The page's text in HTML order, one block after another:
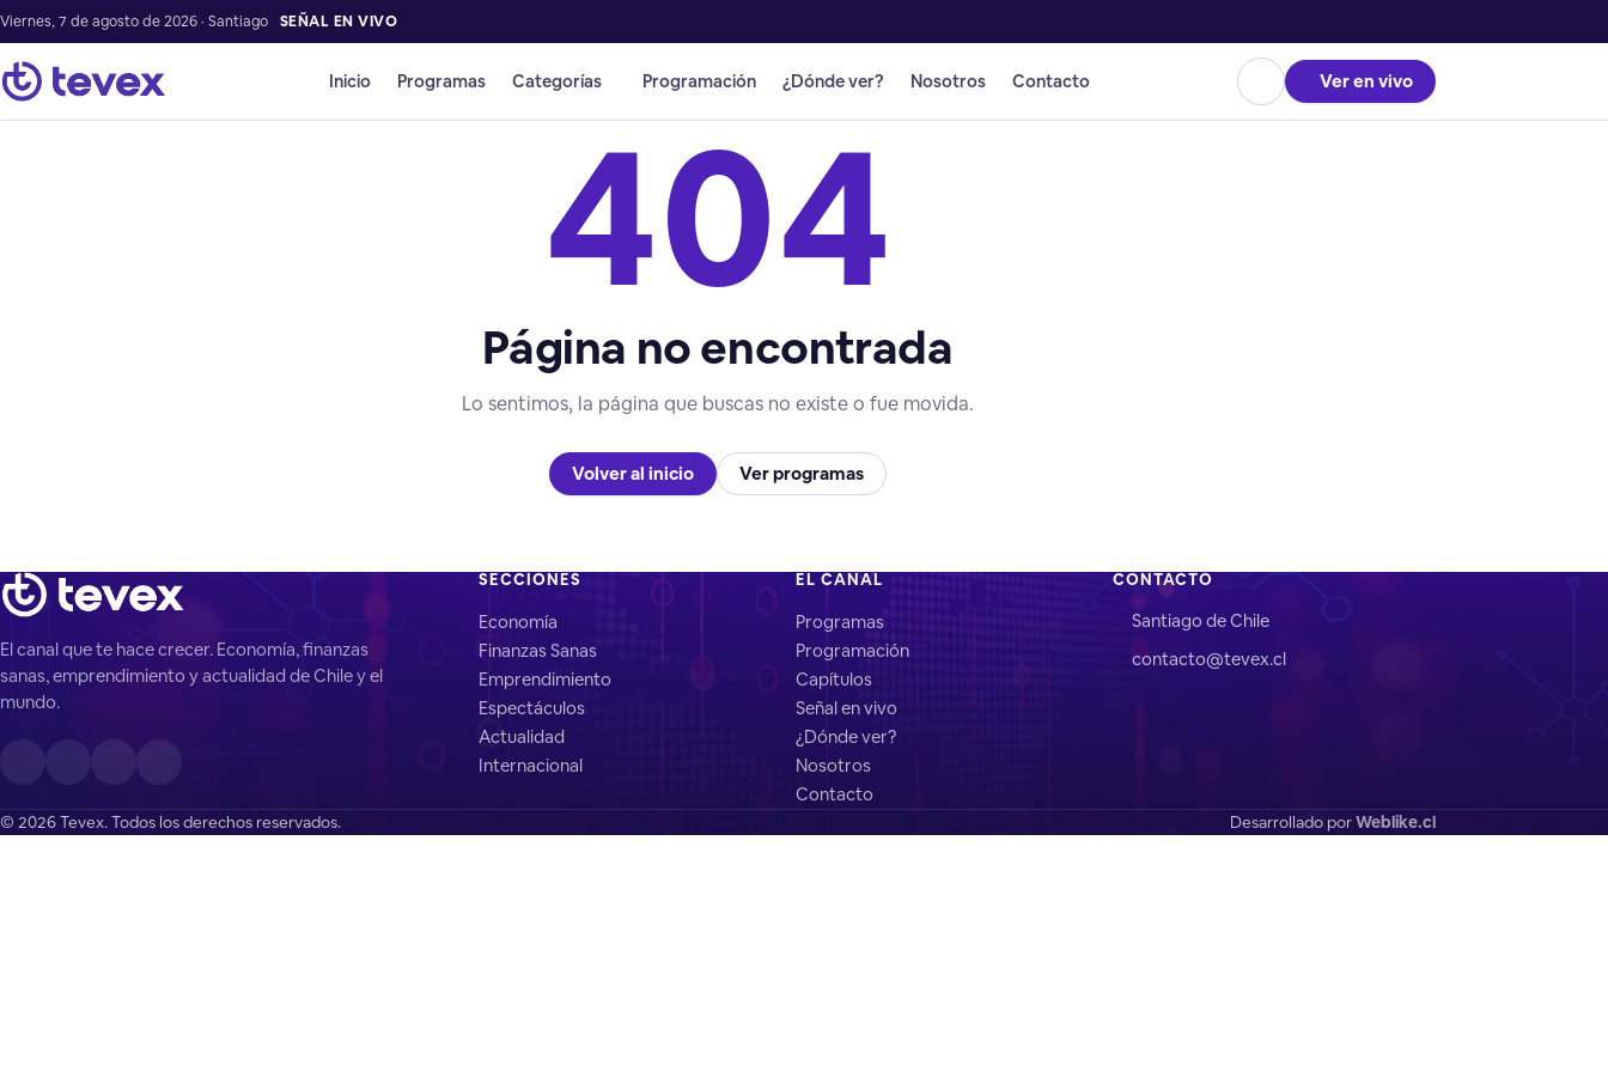
Viernes, 7 de agosto de 2026 · Santiago SEÑAL EN VIVO
Inicio Programas Categorías Programación ¿Dónde ver? Nosotros Contacto Ver en vivo
404
Página no encontrada
Lo sentimos, la página que buscas no existe o fue movida.
Volver al inicio Ver programas
El canal que te hace crecer. Economía, finanzas
sanas, emprendimiento y actualidad de Chile y el
mundo.
SECCIONES
Economía
Finanzas Sanas
Emprendimiento
Espectáculos
Actualidad
Internacional
EL CANAL
Programas
Programación
Capítulos
Señal en vivo
¿Dónde ver?
Nosotros
Contacto
CONTACTO
Santiago de Chile
contacto@tevex.cl
© 2026 Tevex. Todos los derechos reservados. Desarrollado porWeblike.cl